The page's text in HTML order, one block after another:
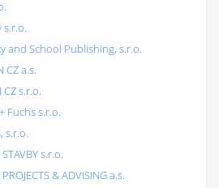
s.r.o.
and School Publishing, s.r.o.
CZ a.s.
CZ s.r.o.
Fuchs s.r.o.
s.r.o.
s.r.o.
& ADVISING a.s.